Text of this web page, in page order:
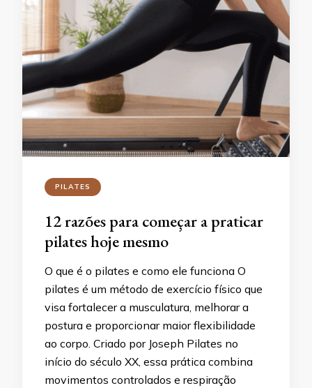
PILATES
12 razões para começar a praticar
pilates hoje mesmo
O que é o pilates e como ele funciona O
pilates é um método de exercício físico que
visa fortalecer a musculatura, melhorar a
postura e proporcionar maior flexibilidade
ao corpo. Criado por Joseph Pilates no
início do século XX, essa prática combina
movimentos controlados e respiração